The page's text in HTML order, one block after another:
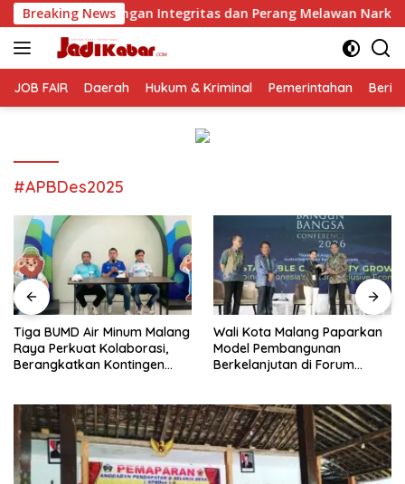
Langsung
ke
konten
Breaking News
Integritas dan Perang Melawan Narkoba Tiga BUMD
JOB FAIR Daerah Hukum & Kriminal Pemerintahan
#APBDes2025
Tiga BUMD Air Minum Malang
Raya Perkuat Kolaborasi,
Berangkatkan Kontingen
Wali Kota Malang Paparkan
Model Pembangunan
Berkelanjutan di Forum